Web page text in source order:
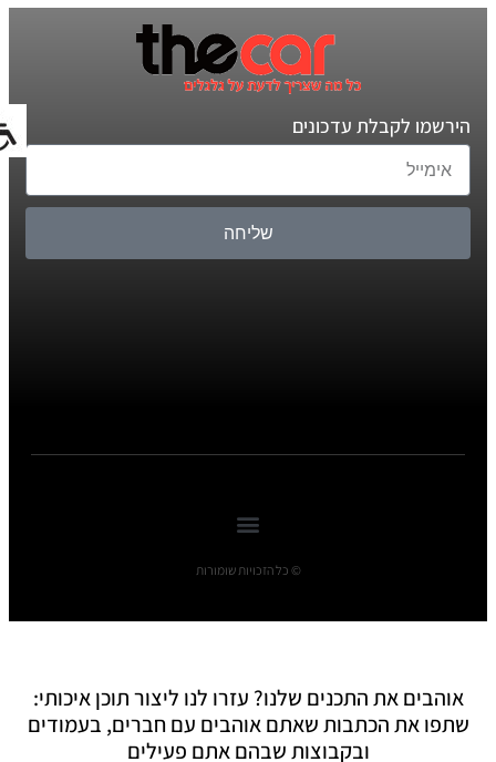
הירשמו לקבלת עדכונים
שליחה
© כל הזכויות שומורות
אוהבים את התכנים שלנו? עזרו לנו ליצור תוכן איכותי:
שתפו את הכתבות שאתם אוהבים עם חברים, בעמודים
ובקבוצות שבהם אתם פעילים